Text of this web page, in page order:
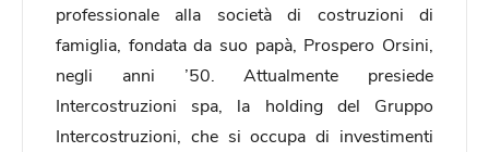
professionale alla società di costruzioni di
famiglia, fondata da suo papà, Prospero Orsini,
negli anni ’50. Attualmente presiede
Intercostruzioni spa, la holding del Gruppo
Intercostruzioni, che si occupa di investimenti